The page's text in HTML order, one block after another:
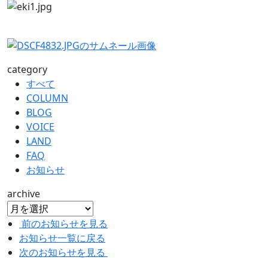
category
すべて
COLUMN
BLOG
VOICE
LAND
FAQ
お知らせ
archive
前のお知らせを見る
お知らせ一覧に戻る
次のお知らせを見る